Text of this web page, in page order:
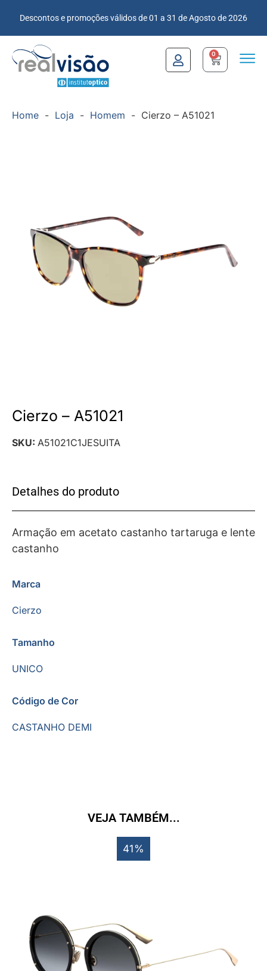
Descontos e promoções válidos de 01 a 31 de Agosto de 2026
0
Home - Loja - Homem - Cierzo – A51021
Cierzo – A51021
SKU: A51021C1JESUITA
Detalhes do produto
Armação em acetato castanho tartaruga e lente
castanho
Marca
Cierzo
Tamanho
UNICO
Código de Cor
CASTANHO DEMI
VEJA TAMBÉM...
41%